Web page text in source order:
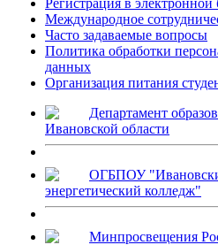
Регистрация в электронной
Международное
Часто задаваемые вопросы
Политика обработки
данных
Организация питания
Департамент
Ивановской области
ОГБПОУ
энергетический колледж"
Минпросвещения